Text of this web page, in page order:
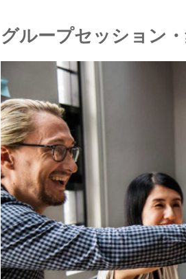
グループセッション